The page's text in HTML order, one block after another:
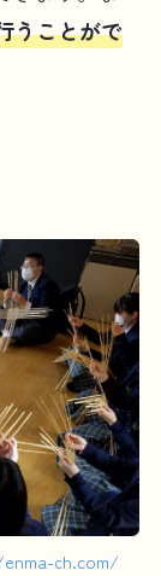
うことがで
ch.com/